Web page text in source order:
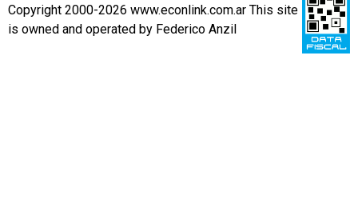
Copyright 2000-2026 www.econlink.com.ar This site
is owned and operated by Federico Anzil